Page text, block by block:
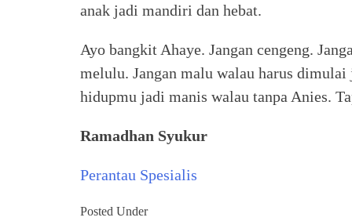
anak jadi mandiri dan hebat.
Ayo bangkit Ahaye. Jangan cengeng.
melulu. Jangan malu walau harus
hidupmu jadi manis walau tanpa Anies.
Ramadhan Syukur
Perantau Spesialis
Posted Under